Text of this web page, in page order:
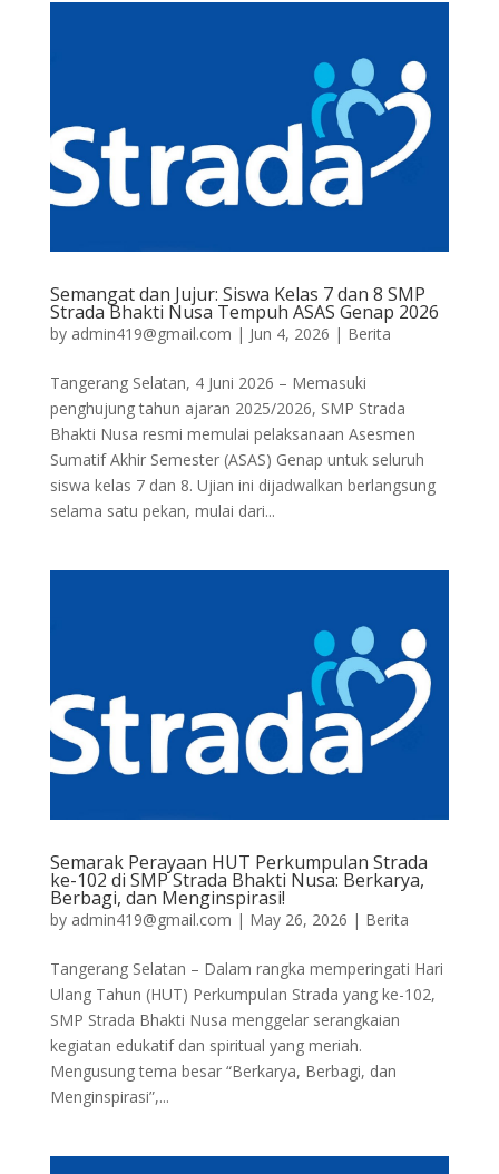
Semangat dan Jujur: Siswa Kelas 7 dan 8 SMP
Strada Bhakti Nusa Tempuh ASAS Genap 2026
by admin419@gmail.com | Jun 4, 2026 | Berita
Tangerang Selatan, 4 Juni 2026 – Memasuki
penghujung tahun ajaran 2025/2026, SMP Strada
Bhakti Nusa resmi memulai pelaksanaan Asesmen
Sumatif Akhir Semester (ASAS) Genap untuk seluruh
siswa kelas 7 dan 8. Ujian ini dijadwalkan berlangsung
selama satu pekan, mulai dari...
Semarak Perayaan HUT Perkumpulan Strada
ke-102 di SMP Strada Bhakti Nusa: Berkarya,
Berbagi, dan Menginspirasi!
by admin419@gmail.com | May 26, 2026 | Berita
Tangerang Selatan – Dalam rangka memperingati Hari
Ulang Tahun (HUT) Perkumpulan Strada yang ke-102,
SMP Strada Bhakti Nusa menggelar serangkaian
kegiatan edukatif dan spiritual yang meriah.
Mengusung tema besar “Berkarya, Berbagi, dan
Menginspirasi”,...